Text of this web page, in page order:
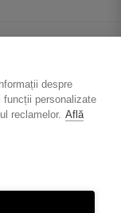
magazin
despre
funcții personalizate
reclamelor. Află